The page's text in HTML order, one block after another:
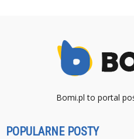
Bomi.pl to portal
POPULARNE POSTY